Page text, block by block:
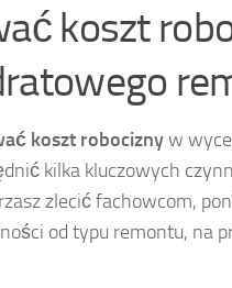
koszt
koszt robociznyw
kilka kluczowych
zlecić fachowcom,
od typu remontu, na